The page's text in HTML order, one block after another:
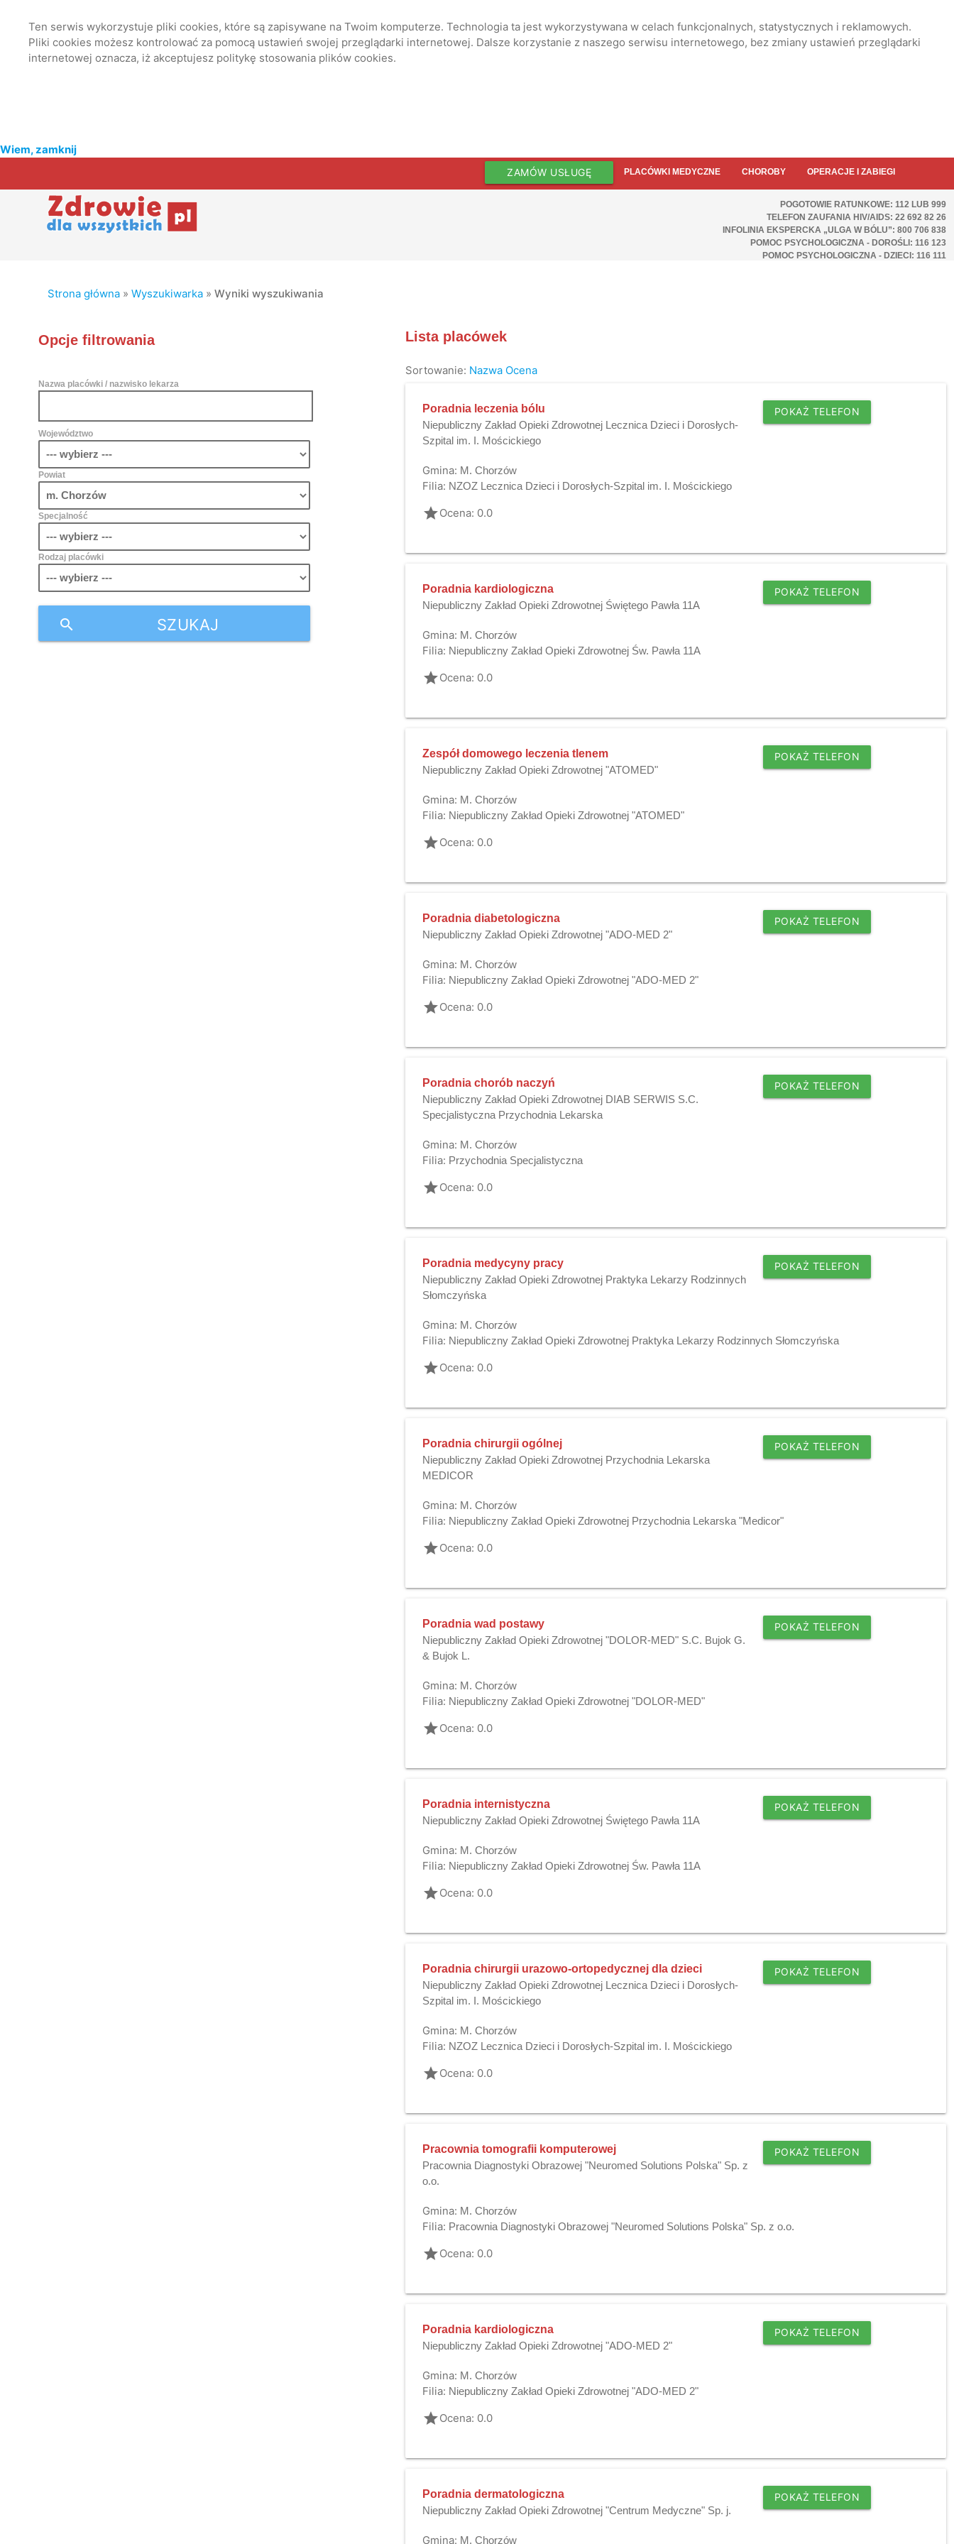
Ten serwis wykorzystuje pliki cookies, które są zapisywane na Twoim komputerze. Technologia ta jest wykorzystywana w celach funkcjonalnych, statystycznych i reklamowych.
Pliki cookies możesz kontrolować za pomocą ustawień swojej przeglądarki internetowej. Dalsze korzystanie z naszego serwisu internetowego, bez zmiany ustawień przeglądarki
internetowej oznacza, iż akceptujesz politykę stosowania plików cookies.
Wiem, zamknij
ZAMÓW USŁUGĘ PLACÓWKI MEDYCZNE CHOROBY OPERACJE I ZABIEGI
POGOTOWIE RATUNKOWE: 112 LUB 999
TELEFON ZAUFANIA HIV/AIDS: 22 692 82 26
INFOLINIA EKSPERCKA „ULGA W BÓLU”: 800 706 838
POMOC PSYCHOLOGICZNA - DOROŚLI: 116 123
POMOC PSYCHOLOGICZNA - DZIECI: 116 111
Strona główna »Wyszukiwarka »Wyniki wyszukiwania
Opcje filtrowania
Nazwa placówki / nazwisko lekarza
Województwo
Powiat
Specjalność
Rodzaj placówki
SZUKAJ
search
Lista placówek
Sortowanie: Nazwa Ocena
Poradnia leczenia bólu
Niepubliczny Zakład Opieki Zdrowotnej Lecznica Dzieci i Dorosłych-
Szpital im. I. Mościckiego
POKAŻ TELEFON
Gmina: M. Chorzów
Filia: NZOZ Lecznica Dzieci i Dorosłych-Szpital im. I. Mościckiego
gradeOcena: 0.0
Poradnia kardiologiczna
Niepubliczny Zakład Opieki Zdrowotnej Świętego Pawła 11A
POKAŻ TELEFON
Gmina: M. Chorzów
Filia: Niepubliczny Zakład Opieki Zdrowotnej Św. Pawła 11A
gradeOcena: 0.0
Zespół domowego leczenia tlenem
Niepubliczny Zakład Opieki Zdrowotnej "ATOMED"
POKAŻ TELEFON
Gmina: M. Chorzów
Filia: Niepubliczny Zakład Opieki Zdrowotnej "ATOMED"
gradeOcena: 0.0
Poradnia diabetologiczna
Niepubliczny Zakład Opieki Zdrowotnej "ADO-MED 2"
POKAŻ TELEFON
Gmina: M. Chorzów
Filia: Niepubliczny Zakład Opieki Zdrowotnej "ADO-MED 2"
gradeOcena: 0.0
Poradnia chorób naczyń
Niepubliczny Zakład Opieki Zdrowotnej DIAB SERWIS S.C.
Specjalistyczna Przychodnia Lekarska
POKAŻ TELEFON
Gmina: M. Chorzów
Filia: Przychodnia Specjalistyczna
gradeOcena: 0.0
Poradnia medycyny pracy
Niepubliczny Zakład Opieki Zdrowotnej Praktyka Lekarzy Rodzinnych
Słomczyńska
POKAŻ TELEFON
Gmina: M. Chorzów
Filia: Niepubliczny Zakład Opieki Zdrowotnej Praktyka Lekarzy Rodzinnych Słomczyńska
gradeOcena: 0.0
Poradnia chirurgii ogólnej
Niepubliczny Zakład Opieki Zdrowotnej Przychodnia Lekarska
MEDICOR
POKAŻ TELEFON
Gmina: M. Chorzów
Filia: Niepubliczny Zakład Opieki Zdrowotnej Przychodnia Lekarska "Medicor"
gradeOcena: 0.0
Poradnia wad postawy
Niepubliczny Zakład Opieki Zdrowotnej "DOLOR-MED" S.C. Bujok G.
& Bujok L.
POKAŻ TELEFON
Gmina: M. Chorzów
Filia: Niepubliczny Zakład Opieki Zdrowotnej "DOLOR-MED"
gradeOcena: 0.0
Poradnia internistyczna
Niepubliczny Zakład Opieki Zdrowotnej Świętego Pawła 11A
POKAŻ TELEFON
Gmina: M. Chorzów
Filia: Niepubliczny Zakład Opieki Zdrowotnej Św. Pawła 11A
gradeOcena: 0.0
Poradnia chirurgii urazowo-ortopedycznej dla dzieci
Niepubliczny Zakład Opieki Zdrowotnej Lecznica Dzieci i Dorosłych-
Szpital im. I. Mościckiego
POKAŻ TELEFON
Gmina: M. Chorzów
Filia: NZOZ Lecznica Dzieci i Dorosłych-Szpital im. I. Mościckiego
gradeOcena: 0.0
Pracownia tomografii komputerowej
Pracownia Diagnostyki Obrazowej "Neuromed Solutions Polska" Sp. z
o.o.
POKAŻ TELEFON
Gmina: M. Chorzów
Filia: Pracownia Diagnostyki Obrazowej "Neuromed Solutions Polska" Sp. z o.o.
gradeOcena: 0.0
Poradnia kardiologiczna
Niepubliczny Zakład Opieki Zdrowotnej "ADO-MED 2"
POKAŻ TELEFON
Gmina: M. Chorzów
Filia: Niepubliczny Zakład Opieki Zdrowotnej "ADO-MED 2"
gradeOcena: 0.0
Poradnia dermatologiczna
Niepubliczny Zakład Opieki Zdrowotnej "Centrum Medyczne" Sp. j.
POKAŻ TELEFON
Gmina: M. Chorzów